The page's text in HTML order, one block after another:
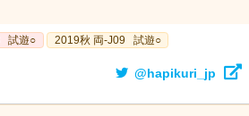
試遊○ 2019秋 両-J09 試遊○
@hapikuri_jp